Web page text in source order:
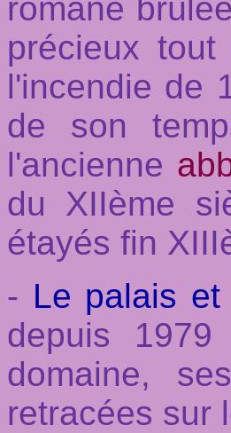
romane
précieux
l'incendie de
de son
l'ancienne
du XIIème
étayés fin
- Le palais
depuis
domaine,
retracées sur